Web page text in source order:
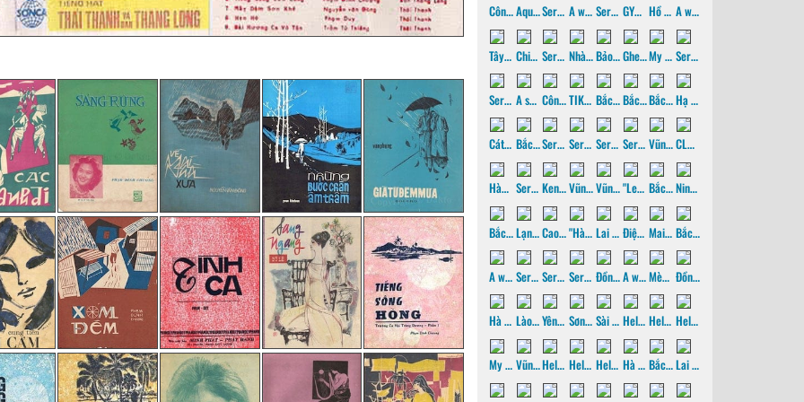
Côn Đảo - 2026 Aquarium PC Serenity-2 A watery Saigon, p5 Serenity - 1, p2 GYM corner Hồ Cốc, Hồ Tràm A watery Saigon - p4
Tây Ninh Chiến khu D Serenity - 1, p1 Nhà 100 cột Bảo tàng vũ khí Robert Taylor Ghe Sấm My cats Serene - 3, p2
Serene - 3, p1 A sailor's wedding Côn Đảo - 2017, failed attempt TIKI 30' Veronique christening Bắc hành - 2017, p4 Bắc hành - 2017, p3 Bắc hành - 2017, p2 Hạ Long - 2017
Cát Bà - 2017 Bắc hành - 2017, p1 Serene - 2, p4 Serene - 2, p3 Serene - 2, p2 Serene - 2, p1 Vũng Tàu sailing - 2 CLB TDTT Thanh Đa
Hành trình kayak qua 9 cửa sông Mekong, 2016 Serene - 1, p4 Kendu Yacht's 21 Vũng Tàu prams Vũng Tàu sailing - 1 "Learn sailing Bắc hành, 2016, p2 Ninh Bình, 2016
Bắc Ninh, 2016 Lạng Sơn, 2016 Cao Bằng - 2016 "Hà Giang, 2016 Lai Châu, 2016 Điện Biên 2016 Mai Châu, Mộc Châu 2016 Bắc hành, 2016, p1
A watery Saigon, p3 Serene - 1, p3 Serene - 1, p2 Serene - 1, p1 Đồng Hoà, 2015 A watery Saigon, p2 Mèo Vạc, 2015 Đồng Văn, 2015
Hà Giang, 2015 Lào Cai, 2015 Yên Bái, 2015 Sơn Tây, 2015 Sài gòn <=> Hà nội, 2015 Hello World - 3, p3 Hello World - 3, p2 Hello World - 3, p1
My woodworking workshop Vũng Tàu, 2014 Hello World - 1 & 2 Hello World - 2, p2 Hello World - 2, p1 Hà Giang - 2014 Bắc Hà - 2014 Lai Châu - 2014